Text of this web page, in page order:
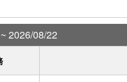
2026/08/22